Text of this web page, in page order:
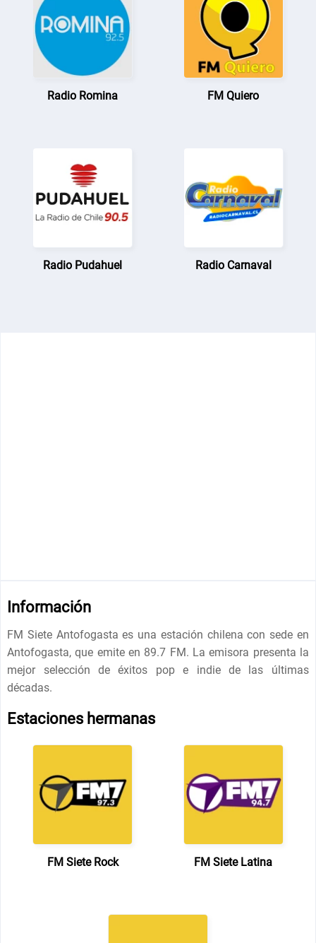
Radio Romina FM Quiero
Radio Pudahuel Radio Carnaval
Información
FM Siete Antofogasta es una estación chilena con sede en
Antofogasta, que emite en 89.7 FM. La emisora presenta la
mejor selección de éxitos pop e indie de las últimas
décadas.
Estaciones hermanas
FM Siete Rock FM Siete Latina